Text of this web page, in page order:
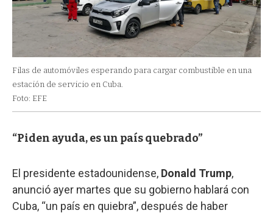
Filas de automóviles esperando para cargar combustible en una
estación de servicio en Cuba.
Foto: EFE
“Piden ayuda, es un país quebrado”
El presidente estadounidense, Donald Trump,
anunció ayer martes que su gobierno hablará con
Cuba, “un país en quiebra”, después de haber